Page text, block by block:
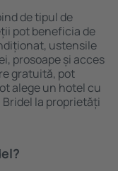
de tipul de
pot beneficia de
ustensile
prosoape și acces
gratuită, pot
alege un hotel cu
la proprietăți